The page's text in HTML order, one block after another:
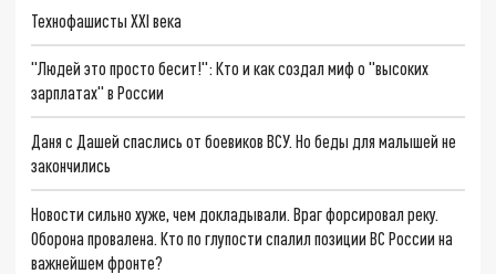
Технофашисты XXI века
"Людей это просто бесит!": Кто и как создал миф о "высоких
зарплатах" в России
Даня с Дашей спаслись от боевиков ВСУ. Но беды для малышей не
закончились
Новости сильно хуже, чем докладывали. Враг форсировал реку.
Оборона провалена. Кто по глупости спалил позиции ВС России на
важнейшем фронте?